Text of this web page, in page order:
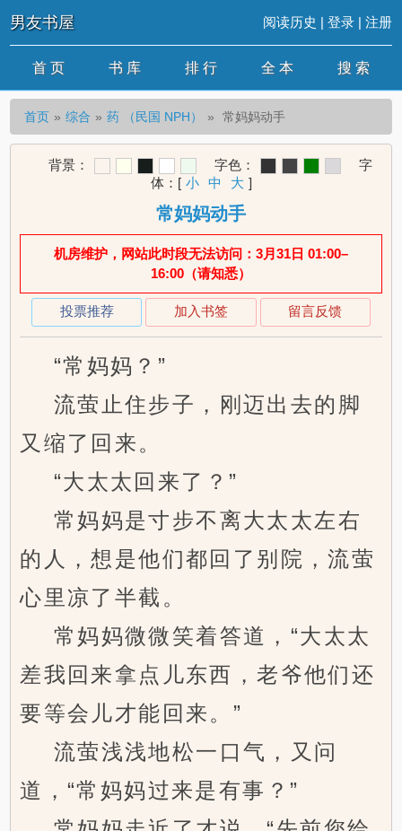
男友书屋 阅读历史 | 登录| 注册
首 页 书 库 排 行 全 本 搜 索
首页 综合 药 （民国 NPH） 常妈妈动手
背景： 字色：
字
体： [ 小 中 大 ]
常妈妈动手
机房维护，网站此时段无法访问：3月31日 01:00–
16:00（请知悉）
投票推荐 加入书签 留言反馈
“常妈妈？”
流萤止住步子，刚迈出去的脚
又缩了回来。
“大太太回来了？”
常妈妈是寸步不离大太太左右
的人，想是他们都回了别院，流萤
心里凉了半截。
常妈妈微微笑着答道，“大太太
差我回来拿点儿东西，老爷他们还
要等会儿才能回来。”
流萤浅浅地松一口气，又问
道，“常妈妈过来是有事？”